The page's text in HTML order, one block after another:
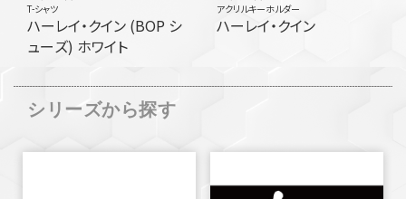
T-シャツ
ハーレイ・クイン (BOP シ
ューズ) ホワイト
アクリルキーホルダー
ハーレイ・クイン
シリーズから探す